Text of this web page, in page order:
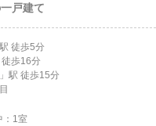
戸建て
駅 徒歩5分
徒歩16分
」駅 徒歩15分
1室